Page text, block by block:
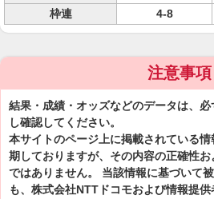
枠連
4-8
注意事項
結果・成績・オッズなどのデータは、
し確認してください。
本サイトのページ上に掲載されている
期しておりますが、その内容の正確性
ではありません。 当該情報に基づいて
も、株式会社NTTドコモおよび情報提